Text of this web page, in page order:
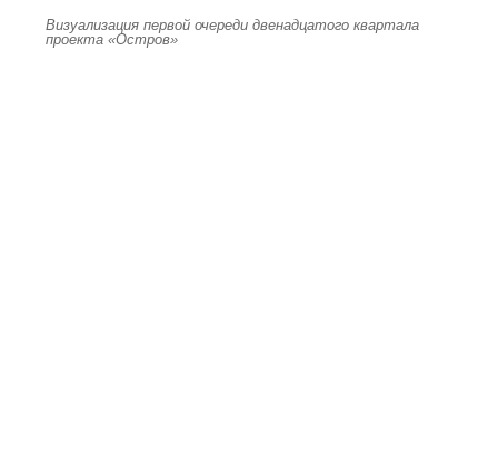
Визуализация первой очереди двенадцатого квартала
проекта «Остров»